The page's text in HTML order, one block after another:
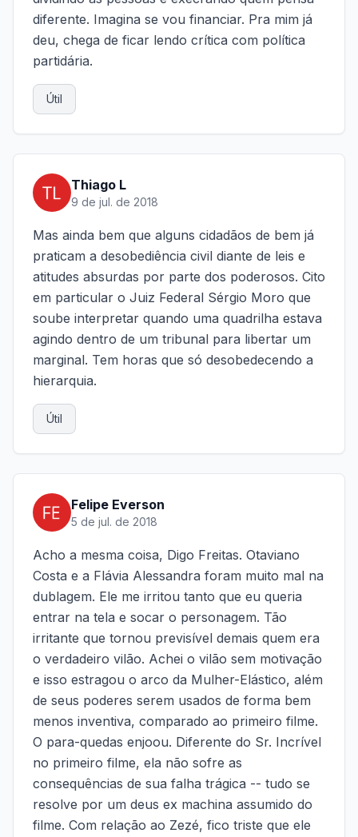
diferente. Imagina se vou financiar. Pra mim já
deu, chega de ficar lendo crítica com política
partidária.
Útil
Thiago L
9 de jul. de 2018
Mas ainda bem que alguns cidadãos de bem já
praticam a desobediência civil diante de leis e
atitudes absurdas por parte dos poderosos. Cito
em particular o Juiz Federal Sérgio Moro que
soube interpretar quando uma quadrilha estava
agindo dentro de um tribunal para libertar um
marginal. Tem horas que só desobedecendo a
hierarquia.
Útil
Felipe Everson
5 de jul. de 2018
Acho a mesma coisa, Digo Freitas. Otaviano
Costa e a Flávia Alessandra foram muito mal na
dublagem. Ele me irritou tanto que eu queria
entrar na tela e socar o personagem. Tão
irritante que tornou previsível demais quem era
o verdadeiro vilão. Achei o vilão sem motivação
e isso estragou o arco da Mulher-Elástico, além
de seus poderes serem usados de forma bem
menos inventiva, comparado ao primeiro filme.
O para-quedas enjoou. Diferente do Sr. Incrível
no primeiro filme, ela não sofre as
consequências de sua falha trágica -- tudo se
resolve por um deus ex machina assumido do
filme. Com relação ao Zezé, fico triste que ele